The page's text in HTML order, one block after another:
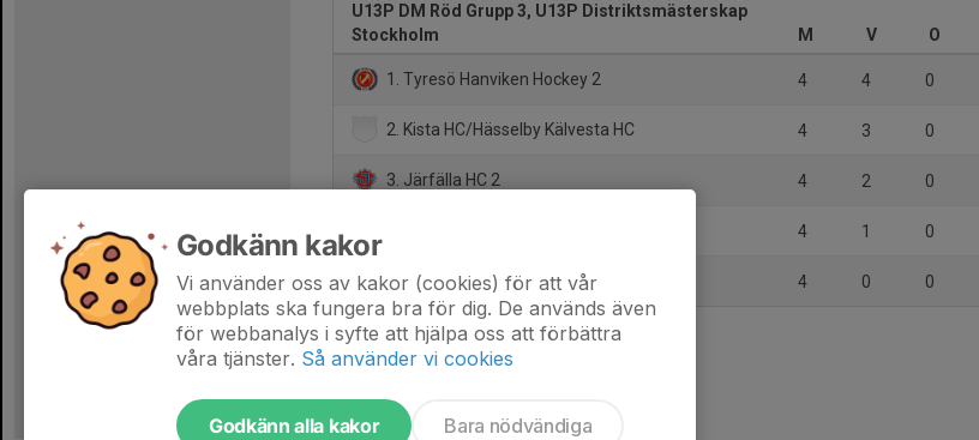
U13P DM Röd Grupp 3, U13P Distriktsmästerskap
Stockholm
M V O
1. Tyresö Hanviken Hockey 2 4 4 0
2. Kista HC/Hässelby Kälvesta HC 4 3 0
3. Järfälla HC 2 4 2 0
4 1 0
5. Mälarö Hockeyförening 2 4 0 0
Godkänn kakor
Vi använder oss av kakor (cookies) för att vår
webbplats ska fungera bra för dig. De används även
för webbanalys i syfte att hjälpa oss att förbättra
våra tjänster. Så använder vi cookies
Godkänn alla kakor Bara nödvändiga